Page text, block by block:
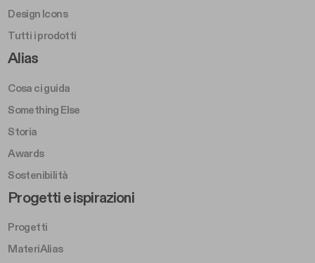
Design Icons
Tutti i prodotti
Footer Right A
Alias
Cosa ci guida
Something Else
Storia
Awards
Sostenibilità
Footer Left Middle B
Progetti e ispirazioni
Progetti
MateriAlias